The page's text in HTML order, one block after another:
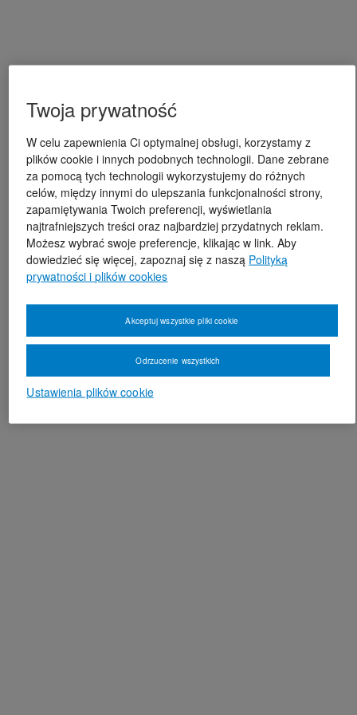
Twoja prywatność
W celu zapewnienia Ci optymalnej obsługi, korzystamy z
plików cookie i innych podobnych technologii. Dane zebrane
za pomocą tych technologii wykorzystujemy do różnych
celów, między innymi do ulepszania funkcjonalności strony,
zapamiętywania Twoich preferencji, wyświetlania
najtrafniejszych treści oraz najbardziej przydatnych reklam.
Możesz wybrać swoje preferencje, klikając w link. Aby
dowiedzieć się więcej, zapoznaj się z naszą Polityką
prywatności i plików cookies
Ustawienia plików cookie
Odrzucenie wszystkich
Akceptuj wszystkie pliki cookie